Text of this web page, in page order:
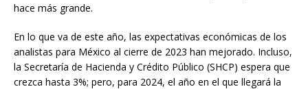
hace más grande.
En lo que va de este año, las expectativas económicas de los
analistas para México al cierre de 2023 han mejorado. Incluso,
la Secretaría de Hacienda y Crédito Público (SHCP) espera que
crezca hasta 3%; pero, para 2024, el año en el que llegará la